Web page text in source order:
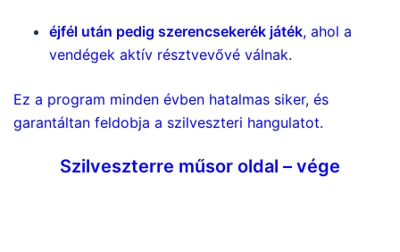
éjfél után pedig szerencsekerék játék, ahol a
vendégek aktív résztvevővé válnak.
Ez a program minden évben hatalmas siker, és
garantáltan feldobja a szilveszteri hangulatot.
Szilveszterre műsor oldal – vége